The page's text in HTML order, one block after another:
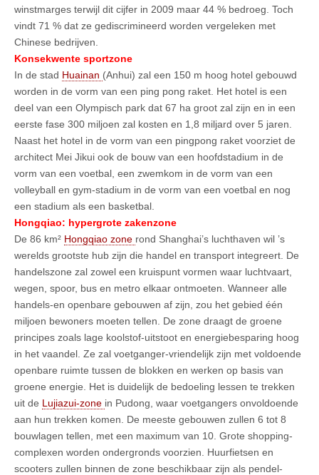
winstmarges terwijl dit cijfer in 2009 maar 44 % bedroeg. Toch
vindt 71 % dat ze gediscrimineerd worden vergeleken met
Chinese bedrijven.
Konsekwente sportzone
In de stad Huainan (Anhui) zal een 150 m hoog hotel gebouwd
worden in de vorm van een ping pong raket. Het hotel is een
deel van een Olympisch park dat 67 ha groot zal zijn en in een
eerste fase 300 miljoen zal kosten en 1,8 miljard over 5 jaren.
Naast het hotel in de vorm van een pingpong raket voorziet de
architect Mei Jikui ook de bouw van een hoofdstadium in de
vorm van een voetbal, een zwemkom in de vorm van een
volleyball en gym-stadium in de vorm van een voetbal en nog
een stadium als een basketbal.
Hongqiao: hypergrote zakenzone
De 86 km² Hongqiao zone rond Shanghai’s luchthaven wil ’s
werelds grootste hub zijn die handel en transport integreert. De
handelszone zal zowel een kruispunt vormen waar luchtvaart,
wegen, spoor, bus en metro elkaar ontmoeten. Wanneer alle
handels-en openbare gebouwen af zijn, zou het gebied één
miljoen bewoners moeten tellen. De zone draagt de groene
principes zoals lage koolstof-uitstoot en energiebesparing hoog
in het vaandel. Ze zal voetganger-vriendelijk zijn met voldoende
openbare ruimte tussen de blokken en werken op basis van
groene energie. Het is duidelijk de bedoeling lessen te trekken
uit de Lujiazui-zone in Pudong, waar voetgangers onvoldoende
aan hun trekken komen. De meeste gebouwen zullen 6 tot 8
bouwlagen tellen, met een maximum van 10. Grote shopping-
complexen worden ondergronds voorzien. Huurfietsen en
scooters zullen binnen de zone beschikbaar zijn als pendel-